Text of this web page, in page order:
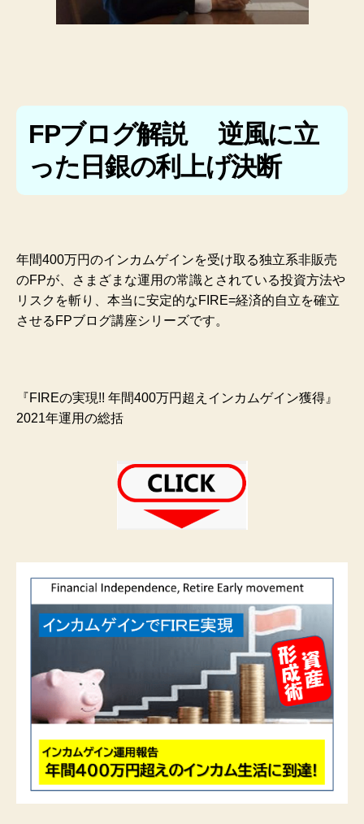
FPブログ解説 逆風に立
った日銀の利上げ決断
年間400万円のインカムゲインを受け取る独立系非販売
のFPが、さまざまな運用の常識とされている投資方法や
リスクを斬り、本当に安定的なFIRE=経済的自立を確立
させるFPブログ講座シリーズです。
『FIREの実現!! 年間400万円超えインカムゲイン獲得』
2021年運用の総括